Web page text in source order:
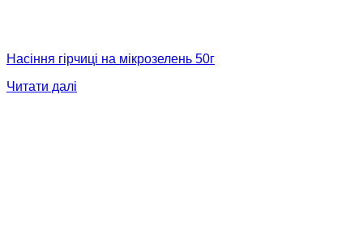
Насіння гірчиці на мікрозелень 50г
Читати далі